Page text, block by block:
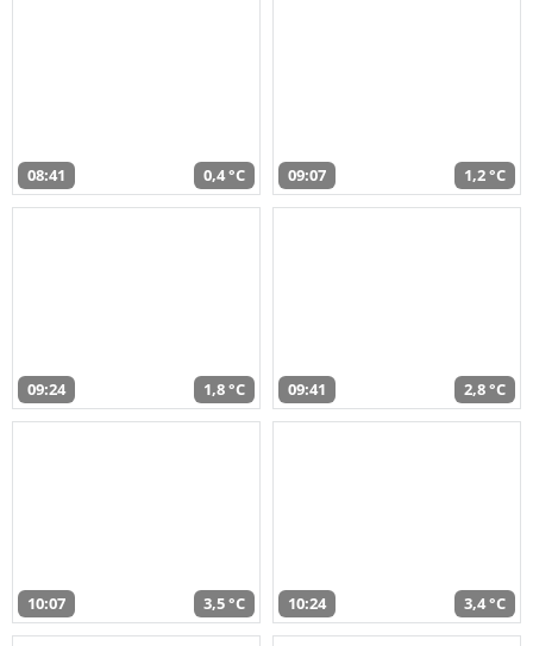
08:41 0,4 °C 09:07 1,2 °C
09:24 1,8 °C 09:41 2,8 °C
10:07 3,5 °C 10:24 3,4 °C